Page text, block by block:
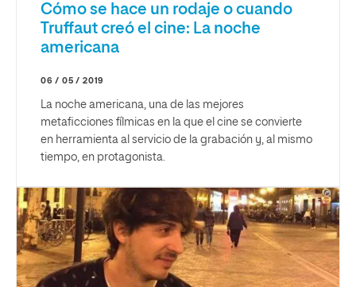
Cómo se hace un rodaje o cuando
Truffaut creó el cine: La noche
americana
06 / 05 / 2019
La noche americana, una de las mejores
metaficciones fílmicas en la que el cine se convierte
en herramienta al servicio de la grabación y, al mismo
tiempo, en protagonista.